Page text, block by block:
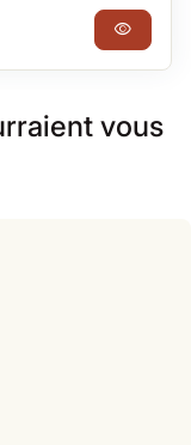
visibility
vous